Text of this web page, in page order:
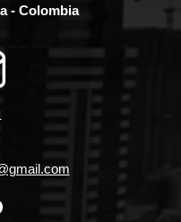
- Colombia